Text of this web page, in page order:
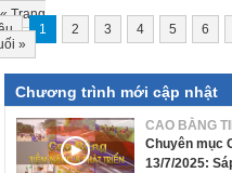
«Trang
1 2 3 4 5 6
»
Chương trình mới cập nhật
CAO BẰNG
Chuyên mục
13/7/2025: